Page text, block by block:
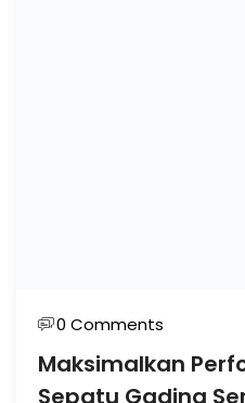
0 Comments
Maksimalkan
Sepatu Gading